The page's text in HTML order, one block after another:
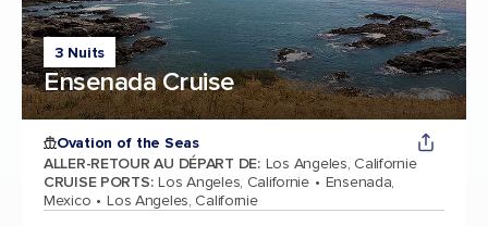
3 Nuits
Ensenada Cruise
Ovation of the Seas
ALLER-RETOUR AU DÉPART DE: Los Angeles, Californie
CRUISE PORTS: Los Angeles, Californie
Ensenada,
Mexico
Los Angeles, Californie